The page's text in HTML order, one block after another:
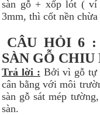
sàn gỗ + xốp lót ( ví
3mm, thì cốt nền
CÂU HỎI 6
SÀN GỖ
Trả lời : Bởi vì gỗ tự
cân bằng với môi
sàn gỗ sát mép
sàn.